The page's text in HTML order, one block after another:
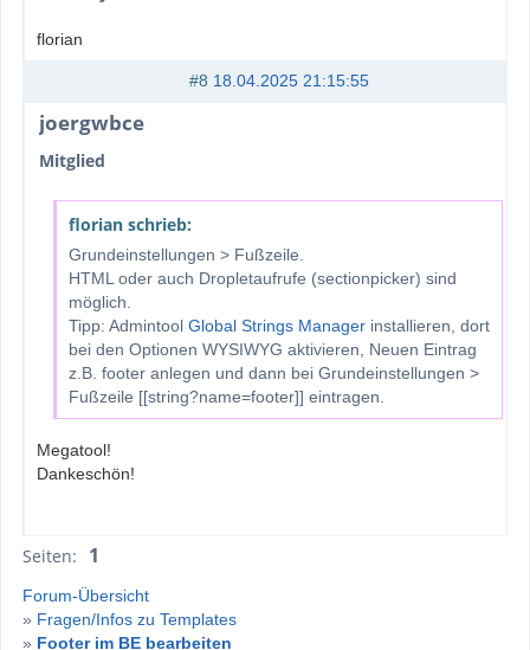
florian
#8 18.04.2025 21:15:55
joergwbce
Mitglied
florian schrieb:
Grundeinstellungen > Fußzeile.
HTML oder auch Dropletaufrufe (sectionpicker) sind
möglich.
Tipp: Admintool Global Strings Managerinstallieren, dort
bei den Optionen WYSIWYG aktivieren, Neuen Eintrag
z.B. footer anlegen und dann bei Grundeinstellungen >
Fußzeile [[string?name=footer]] eintragen.
Megatool!
Dankeschön!
Seiten: 1
Forum-Übersicht
» Fragen/Infos zu Templates
» Footer im BE bearbeiten